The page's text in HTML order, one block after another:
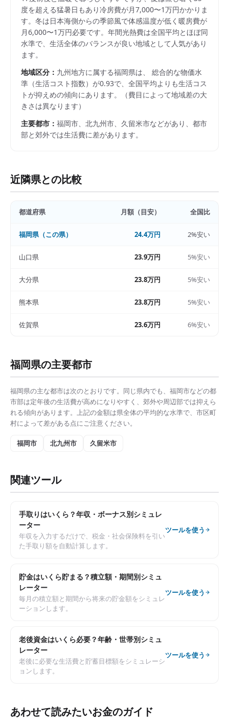
度を超える猛暑日もあり冷房費が月7,000〜1万円かかりま
す。冬は日本海側からの季節風で体感温度が低く暖房費が
月6,000〜1万円必要です。年間光熱費は全国平均とほぼ同
水準で、生活全体のバランスが良い地域として人気があり
ます。
地域区分： 九州地方に属する福岡県は、 総合的な物価水
準（生活コスト指数）が0.93で、 全国平均よりも生活コス
トが抑えめの傾向にあります。
（費目によって地域差の大
きさは異なります）
主要都市： 福岡市、北九州市、久留米市などがあり、都市
部と郊外では生活費に差があります。
近隣県との比較
都道府県 月額（目安） 全国比
福岡県（この県） 24.4万円 2%安い
山口県 23.9万円 5%安い
大分県 23.8万円 5%安い
熊本県 23.8万円 5%安い
佐賀県 23.6万円 6%安い
福岡県の主要都市
福岡県の主な都市は次のとおりです。同じ県内でも、 福岡市などの都
市部は定年後の生活費が高めになりやすく、郊外や周辺部では抑えら
れる傾向があります。上記の金額は県全体の平均的な水準で、市区町
村によって差がある点にご注意ください。
福岡市 北九州市 久留米市
関連ツール
手取りはいくら？年収・ボーナス別シミュレ
ーター
年収を入力するだけで、税金・社会保険料を引い
た手取り額を自動計算します。
ツールを使う
貯金はいくら貯まる？積立額・期間別シミュ
レーター
毎月の積立額と期間から将来の貯金額をシミュレ
ーションします。
ツールを使う
老後資金はいくら必要？年齢・世帯別シミュ
レーター
老後に必要な生活費と貯蓄目標額をシミュレーシ
ョンします。
ツールを使う
あわせて読みたいお金のガイド